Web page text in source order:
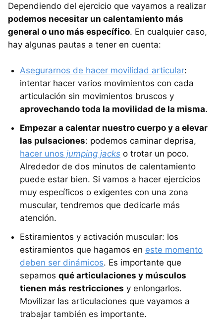
Dependiendo del ejercicio que vayamos a realizar
podemos necesitar un calentamiento más
general o uno más específico. En cualquier caso,
hay algunas pautas a tener en cuenta:
Asegurarnos de hacer movilidad articular:
intentar hacer varios movimientos con cada
articulación sin movimientos bruscos y
aprovechando toda la movilidad de la misma.
Empezar a calentar nuestro cuerpo y a elevar
las pulsaciones: podemos caminar deprisa,
hacer unos jumping jacks o trotar un poco.
Alrededor de dos minutos de calentamiento
puede estar bien. Si vamos a hacer ejercicios
muy específicos o exigentes con una zona
muscular, tendremos que dedicarle más
atención.
Estiramientos y activación muscular: los
estiramientos que hagamos en este momento
deben ser dinámicos. Es importante que
sepamos qué articulaciones y músculos
tienen más restricciones y enlongarlos.
Movilizar las articulaciones que vayamos a
trabajar también es importante.